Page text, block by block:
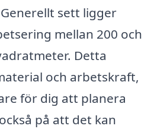
sett ligger
mellan 200 och
Detta
och arbetskraft,
för dig att planera
på att det kan